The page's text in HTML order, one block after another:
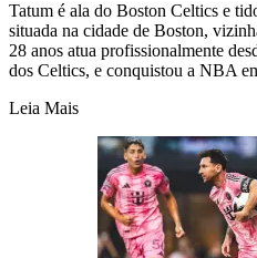
Tatum é ala do Boston Celtics e
situada na cidade de Boston,
28 anos atua profissionalmente
dos Celtics, e conquistou a NBA
Leia Mais